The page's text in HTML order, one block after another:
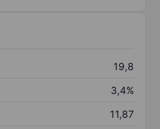
19,8
3,4%
11,87